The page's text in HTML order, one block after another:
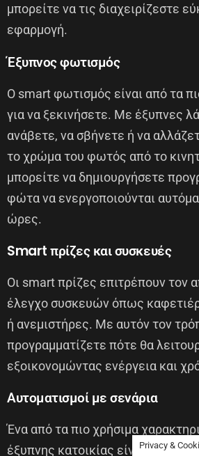
μπορείτε να τις διαχειρίζεστε
εφαρμογή.
Έξυπνος φωτισμός
Ο smart φωτισμός είναι από τα
για να ξεκινήσετε. Με έξυπνες
ανάβετε, να σβήνετε ή να
το χρώμα του φωτός από το
μπορείτε να δημιουργήσετε
φώτα να ενεργοποιούνται
ώρες.
Smart πρίζες και συσκευές
Οι smart πρίζες επιτρέπουν τον
έλεγχο συσκευών όπως
ή ανεμιστήρες. Με αυτόν τον
προγραμματίζετε πότε θα
εξοικονομώντας ενέργεια και
Αυτοματισμοί με σενάρια
Ένα από τα πιο χρήσιμα
έξυπνης κατοικίας είναι ταPrivacy &